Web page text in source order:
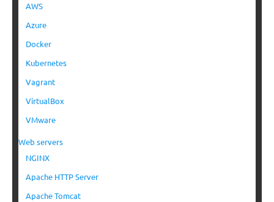
AWS
Azure
Docker
Kubernetes
Vagrant
VirtualBox
VMware
Web servers
NGINX
Apache HTTP Server
Apache Tomcat